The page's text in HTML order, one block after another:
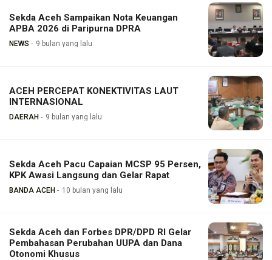
Sekda Aceh Sampaikan Nota Keuangan
APBA 2026 di Paripurna DPRA
NEWS 9 bulan yang lalu
ACEH PERCEPAT KONEKTIVITAS LAUT
INTERNASIONAL
DAERAH 9 bulan yang lalu
Sekda Aceh Pacu Capaian MCSP 95 Persen,
KPK Awasi Langsung dan Gelar Rapat
BANDA ACEH 10 bulan yang lalu
Sekda Aceh dan Forbes DPR/DPD RI Gelar
Pembahasan Perubahan UUPA dan Dana
Otonomi Khusus